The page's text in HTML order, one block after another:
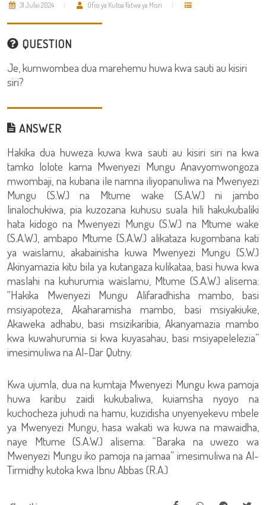
31 Julai 2024 Ofisi ya Kutoa Fatwa ya Misri
QUESTION
Je, kumwombea dua marehemu huwa kwa sauti au kisiri
siri?
ANSWER
Hakika dua huweza kuwa kwa sauti au kisiri siri na kwa
tamko lolote kama Mwenyezi Mungu Anavyomwongoza
mwombaji, na kubana ile namna iliyopanuliwa na Mwenyezi
Mungu (S.W.) na Mtume wake (S.A.W.) ni jambo
linalochukiwa, pia kuzozana kuhusu suala hili hakukubaliki
hata kidogo na Mwenyezi Mungu (S.W.) na Mtume wake
(S.A.W.), ambapo Mtume (S.A.W.) alikataza kugombana kati
ya waislamu, akabainisha kuwa Mwenyezi Mungu (S.W.)
Akinyamazia kitu bila ya kutangaza kulikataa, basi huwa kwa
maslahi na kuhurumia waislamu, Mtume (S.A.W.) alisema:
“Hakika Mwenyezi Mungu Alifaradhisha mambo, basi
msiyapoteza, Akaharamisha mambo, basi msiyakiuke,
Akaweka adhabu, basi msizikaribia, Akanyamazia mambo
kwa kuwahurumia si kwa kuyasahau, basi msiyapelelezia”
imesimuliwa na Al-Dar Qutny.
Kwa ujumla, dua na kumtaja Mwenyezi Mungu kwa pamoja
huwa karibu zaidi kukubaliwa, kuiamsha nyoyo na
kuchocheza juhudi na hamu, kuzidisha unyenyekevu mbele
ya Mwenyezi Mungu, hasa wakati wa kuwa na mawaidha,
naye Mtume (S.A.W.) alisema: “Baraka na uwezo wa
Mwenyezi Mungu iko pamoja na jamaa” imesimuliwa na Al-
Tirmidhy kutoka kwa Ibnu Abbas (R.A.)